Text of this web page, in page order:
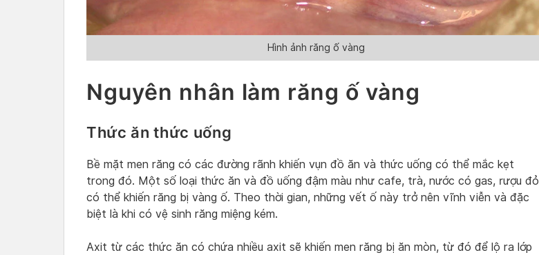
Hình ảnh răng ố vàng
Nguyên nhân làm răng ố vàng
Thức ăn thức uống
Bề mặt men răng có các đường rãnh khiến vụn đồ ăn và thức uống có thể mắc kẹt
trong đó. Một số loại thức ăn và đồ uống đậm màu như cafe, trà, nước có gas, rượu đỏ
có thể khiến răng bị vàng ố. Theo thời gian, những vết ố này trở nên vĩnh viễn và đặc
biệt là khi có vệ sinh răng miệng kém.
Axit từ các thức ăn có chứa nhiều axit sẽ khiến men răng bị ăn mòn, từ đó để lộ ra lớp